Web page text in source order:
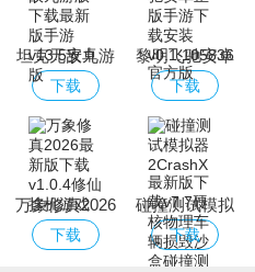
坦克无敌九游
版下载最新版
下载
黎明飞驰安卓
正版手游下载
下载
万象修真2026
最新版下载
下载
碰撞测试模拟
器2CrashX最
新版下载
下载